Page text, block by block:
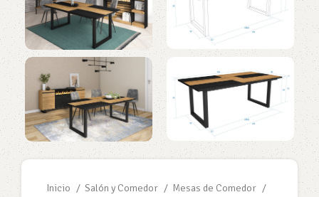
Inicio Salón y Comedor
Mesas de Comedor